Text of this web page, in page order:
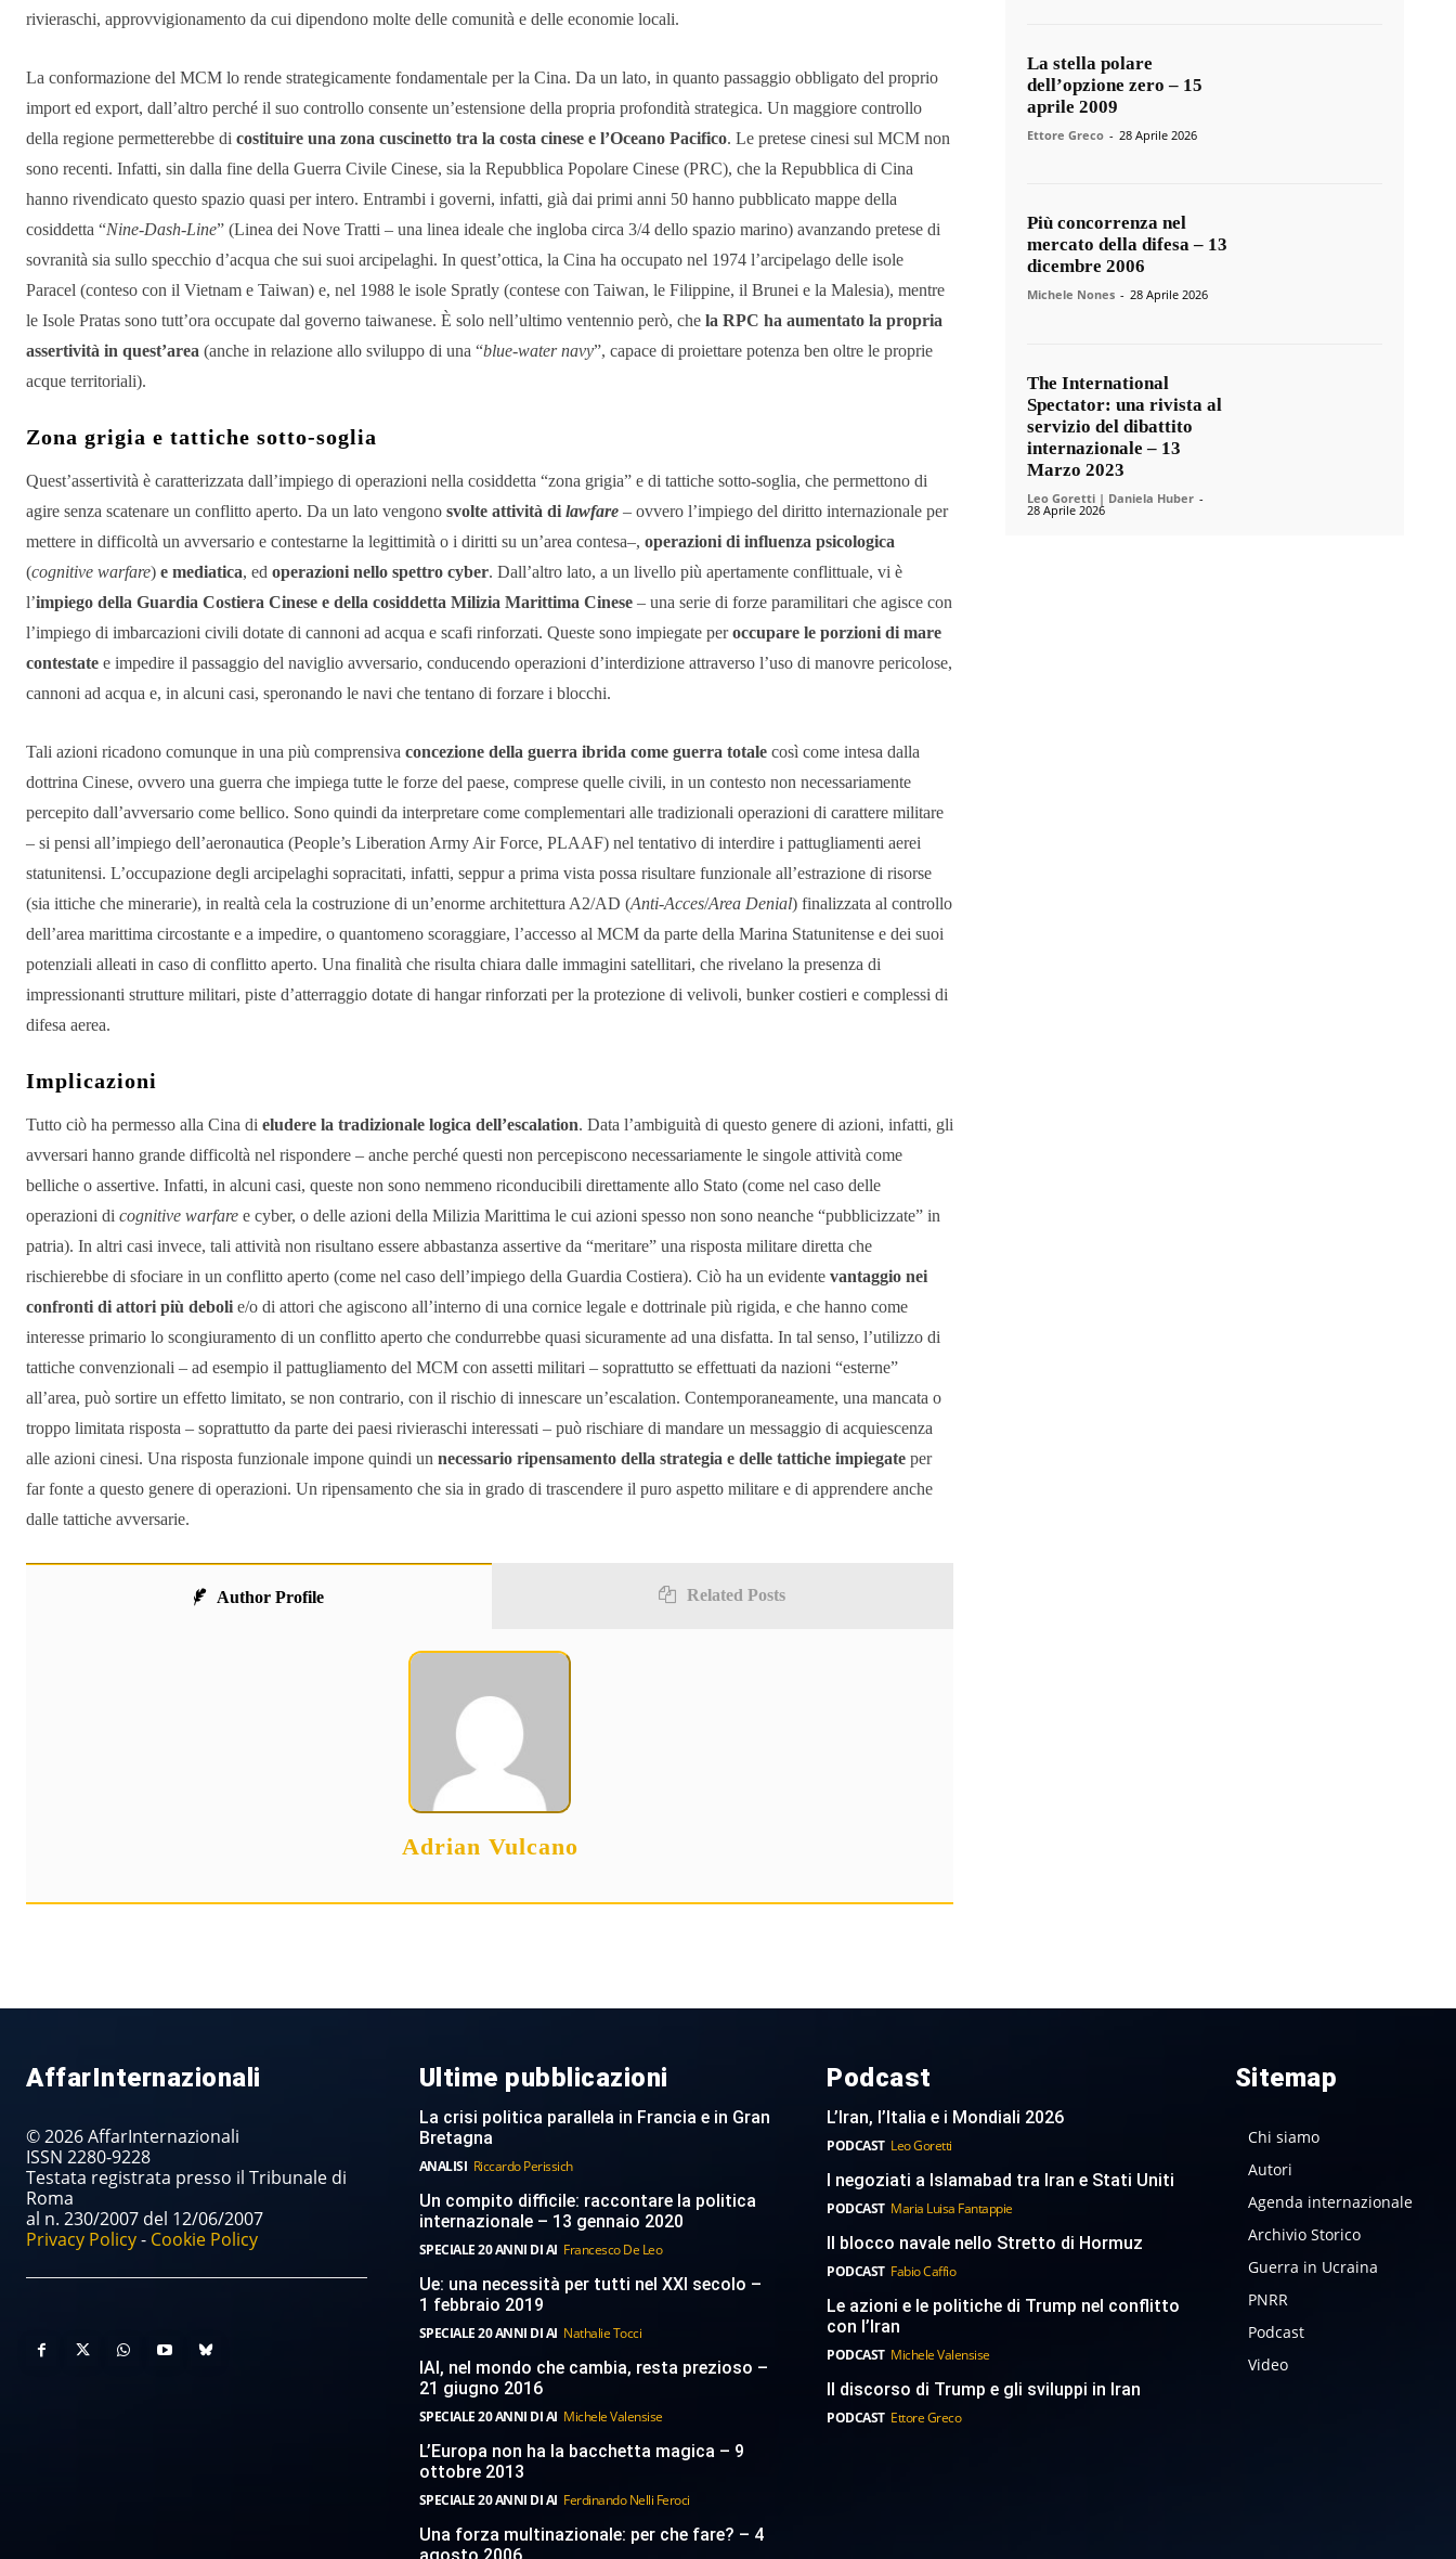
rivieraschi, approvvigionamento da cui dipendono molte delle comunità e delle economie locali.
La conformazione del MCM lo rende strategicamente fondamentale per la Cina. Da un lato, in quanto passaggio obbligato del proprio
import ed export, dall’altro perché il suo controllo consente un’estensione della propria profondità strategica. Un maggiore controllo
della regione permetterebbe di costituire una zona cuscinetto tra la costa cinese e l’Oceano Pacifico. Le pretese cinesi sul MCM non
sono recenti. Infatti, sin dalla fine della Guerra Civile Cinese, sia la Repubblica Popolare Cinese (PRC), che la Repubblica di Cina
hanno rivendicato questo spazio quasi per intero. Entrambi i governi, infatti, già dai primi anni 50 hanno pubblicato mappe della
cosiddetta “Nine-Dash-Line” (Linea dei Nove Tratti – una linea ideale che ingloba circa 3/4 dello spazio marino) avanzando pretese di
sovranità sia sullo specchio d’acqua che sui suoi arcipelaghi. In quest’ottica, la Cina ha occupato nel 1974 l’arcipelago delle isole
Paracel (conteso con il Vietnam e Taiwan) e, nel 1988 le isole Spratly (contese con Taiwan, le Filippine, il Brunei e la Malesia), mentre
le Isole Pratas sono tutt’ora occupate dal governo taiwanese. È solo nell’ultimo ventennio però, che la RPC ha aumentato la propria
assertività in quest’area (anche in relazione allo sviluppo di una “blue-water navy”, capace di proiettare potenza ben oltre le proprie
acque territoriali).
Zona grigia e tattiche sotto-soglia
Quest’assertività è caratterizzata dall’impiego di operazioni nella cosiddetta “zona grigia” e di tattiche sotto-soglia, che permettono di
agire senza scatenare un conflitto aperto. Da un lato vengono svolte attività di lawfare – ovvero l’impiego del diritto internazionale per
mettere in difficoltà un avversario e contestarne la legittimità o i diritti su un’area contesa–, operazioni di influenza psicologica
(cognitive warfare) e mediatica, ed operazioni nello spettro cyber. Dall’altro lato, a un livello più apertamente conflittuale, vi è
l’impiego della Guardia Costiera Cinese e della cosiddetta Milizia Marittima Cinese – una serie di forze paramilitari che agisce con
l’impiego di imbarcazioni civili dotate di cannoni ad acqua e scafi rinforzati. Queste sono impiegate peroccupare le porzioni di mare
contestate e impedire il passaggio del naviglio avversario, conducendo operazioni d’interdizione attraverso l’uso di manovre pericolose,
cannoni ad acqua e, in alcuni casi, speronando le navi che tentano di forzare i blocchi.
Tali azioni ricadono comunque in una più comprensiva concezione della guerra ibrida come guerra totale così come intesa dalla
dottrina Cinese, ovvero una guerra che impiega tutte le forze del paese, comprese quelle civili, in un contesto non necessariamente
percepito dall’avversario come bellico. Sono quindi da interpretare come complementari alle tradizionali operazioni di carattere militare
– si pensi all’impiego dell’aeronautica (People’s Liberation Army Air Force, PLAAF) nel tentativo di interdire i pattugliamenti aerei
statunitensi. L’occupazione degli arcipelaghi sopracitati, infatti, seppur a prima vista possa risultare funzionale all’estrazione di risorse
(sia ittiche che minerarie), in realtà cela la costruzione di un’enorme architettura A2/AD (Anti-Acces/Area Denial) finalizzata al controllo
dell’area marittima circostante e a impedire, o quantomeno scoraggiare, l’accesso al MCM da parte della Marina Statunitense e dei suoi
potenziali alleati in caso di conflitto aperto. Una finalità che risulta chiara dalle immagini satellitari, che rivelano la presenza di
impressionanti strutture militari, piste d’atterraggio dotate di hangar rinforzati per la protezione di velivoli, bunker costieri e complessi di
difesa aerea.
Implicazioni
Tutto ciò ha permesso alla Cina di eludere la tradizionale logica dell’escalation. Data l’ambiguità di questo genere di azioni, infatti, gli
avversari hanno grande difficoltà nel rispondere – anche perché questi non percepiscono necessariamente le singole attività come
belliche o assertive. Infatti, in alcuni casi, queste non sono nemmeno riconducibili direttamente allo Stato (come nel caso delle
operazioni di cognitive warfare e cyber, o delle azioni della Milizia Marittima le cui azioni spesso non sono neanche “pubblicizzate” in
patria). In altri casi invece, tali attività non risultano essere abbastanza assertive da “meritare” una risposta militare diretta che
rischierebbe di sfociare in un conflitto aperto (come nel caso dell’impiego della Guardia Costiera). Ciò ha un evidente vantaggio nei
confronti di attori più deboli e/o di attori che agiscono all’interno di una cornice legale e dottrinale più rigida, e che hanno come
interesse primario lo scongiuramento di un conflitto aperto che condurrebbe quasi sicuramente ad una disfatta. In tal senso, l’utilizzo di
tattiche convenzionali – ad esempio il pattugliamento del MCM con assetti militari – soprattutto se effettuati da nazioni “esterne”
all’area, può sortire un effetto limitato, se non contrario, con il rischio di innescare un’escalation. Contemporaneamente, una mancata o
troppo limitata risposta – soprattutto da parte dei paesi rivieraschi interessati – può rischiare di mandare un messaggio di acquiescenza
alle azioni cinesi. Una risposta funzionale impone quindi un necessario ripensamento della strategia e delle tattiche impiegate per
far fonte a questo genere di operazioni. Un ripensamento che sia in grado di trascendere il puro aspetto militare e di apprendere anche
dalle tattiche avversarie.
Author Profile Related Posts
Adrian Vulcano
La stella polare
dell’opzione zero – 15
aprile 2009
Ettore Greco - 28 Aprile 2026
Più concorrenza nel
mercato della difesa – 13
dicembre 2006
Michele Nones - 28 Aprile 2026
The International
Spectator: una rivista al
servizio del dibattito
internazionale – 13
Marzo 2023
Leo Goretti | Daniela Huber -
28 Aprile 2026
AffarInternazionali
© 2026 AffarInternazionali
ISSN 2280-9228
Testata registrata presso il Tribunale di
Roma
al n. 230/2007 del 12/06/2007
Privacy Policy- Cookie Policy
Ultime pubblicazioni
La crisi politica parallela in Francia e in Gran
Bretagna
ANALISI Riccardo Perissich
Un compito difficile: raccontare la politica
internazionale – 13 gennaio 2020
SPECIALE 20 ANNI DI AI Francesco De Leo
Ue: una necessità per tutti nel XXI secolo –
1 febbraio 2019
SPECIALE 20 ANNI DI AI Nathalie Tocci
IAI, nel mondo che cambia, resta prezioso –
21 giugno 2016
SPECIALE 20 ANNI DI AI Michele Valensise
L’Europa non ha la bacchetta magica – 9
ottobre 2013
SPECIALE 20 ANNI DI AI Ferdinando Nelli Feroci
Una forza multinazionale: per che fare? – 4
Podcast
L’Iran, l’Italia e i Mondiali 2026
PODCAST Leo Goretti
I negoziati a Islamabad tra Iran e Stati Uniti
PODCAST Maria Luisa Fantappie
Il blocco navale nello Stretto di Hormuz
PODCAST Fabio Caffio
Le azioni e le politiche di Trump nel conflitto
con l’Iran
PODCAST Michele Valensise
Il discorso di Trump e gli sviluppi in Iran
PODCAST Ettore Greco
Sitemap
Chi siamo
Autori
Agenda internazionale
Archivio Storico
Guerra in Ucraina
PNRR
Podcast
Video